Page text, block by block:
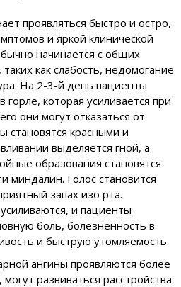
проявляться быстро и остро,
и яркой клинической
начинается с общих
как слабость, недомогание
На 2-3-й день пациенты
которая усиливается при
они могут отказаться от
красными и
выделяется гной, а
образования становятся
миндалин. Голос становится
запах изо рта.
и пациенты
боль, болезненность в
и быструю утомляемость.
ангины проявляются более
развиваться расстройства